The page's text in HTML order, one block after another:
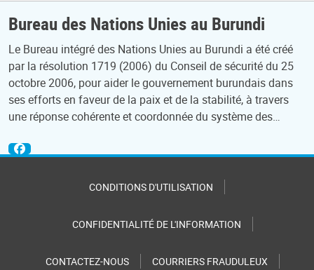
Bureau des Nations Unies au Burundi
Le Bureau intégré des Nations Unies au Burundi a été créé
par la résolution 1719 (2006) du Conseil de sécurité du 25
octobre 2006, pour aider le gouvernement burundais dans
ses efforts en faveur de la paix et de la stabilité, à travers
une réponse cohérente et coordonnée du système des…
CONDITIONS D'UTILISATION
CONFIDENTIALITÉ DE L'INFORMATION
CONTACTEZ-NOUS COURRIERS FRAUDULEUX